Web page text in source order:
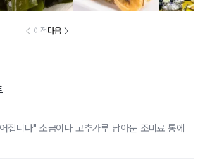
랐어요
의 음식
건
이전다음
집니다" 소금이나 고추가루 담아둔 조미료 통에